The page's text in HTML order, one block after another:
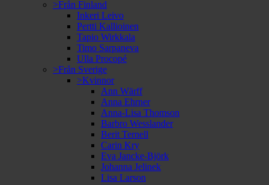
>Från Finland
Inkeri Leivo
Pertti Kallioinen
Tapio Wirkkala
Timo Sarpaneva
Ulla Procopé
>Från Sverige
>Kvinnor
Ann Wärff
Anna Ehrner
Anna-Lisa Thomson
Barbro Wesslander
Berit Ternell
Carin Kry
Eva Jancke-Björk
Johanna Jelinek
Lisa Larson